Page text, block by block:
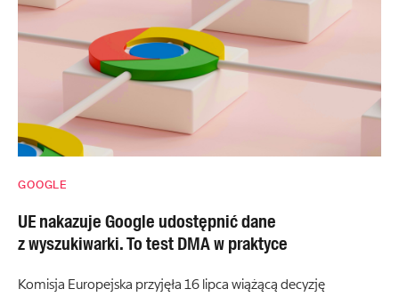
GOOGLE
UE nakazuje Google udostępnić dane
z wyszukiwarki. To test DMA w praktyce
Komisja Europejska przyjęła 16 lipca wiążącą decyzję